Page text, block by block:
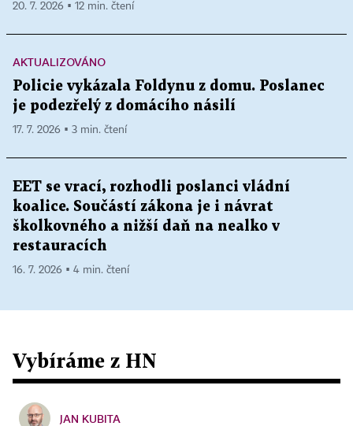
20. 7. 2026 ▪ 12 min. čtení
AKTUALIZOVÁNO
Policie vykázala Foldynu z domu. Poslanec
je podezřelý z domácího násilí
17. 7. 2026 ▪ 3 min. čtení
EET se vrací, rozhodli poslanci vládní
koalice. Součástí zákona je i návrat
školkovného a nižší daň na nealko v
restauracích
16. 7. 2026 ▪ 4 min. čtení
Vybíráme z HN
JAN KUBITA